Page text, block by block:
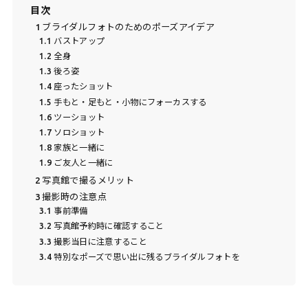
目次
1 ブライダルフォトのためのポーズアイデア
1.1
バストアップ
1.2 全身
1.3 後ろ姿
1.4座ったショット
1.5 手もと・足もと・小物にフォーカスする
1.6ツーショット
1.7ソロショット
1.8家族と一緒に
1.9ご友人と一緒に
2 写真館で撮るメリット
3 撮影時の注意点
3.1
事前準備
3.2 写真館予約時に確認すること
3.3 撮影当日に注意すること
3.4特別なポーズで思い出に残るブライダルフォトを